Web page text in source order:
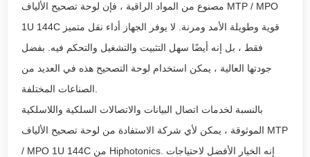
مصنوع من المواد الراقية ، فإن لوحة تصحيح الألياف MTP / MPO
1U 144C قوية وطويلة الأمد ومرنة. لا يوفر الجهاز أداء نقل متميز
فقط ، بل إنه أيضًا سهل التثبيت والتشغيل والتحكم فيه. بفضل
جودتها العالية ، يمكن استخدام لوحة التصحيح هذه في العديد من
بالنسبة لخدمات اتصال البيانات والاتصالات السلكية واللاسلكية
الموثوقة ، يمكن لأي شركة الاستفادة من لوحة تصحيح الألياف MTP
/ MPO 1U 144C من Hiphotonics. إنه الخيار الأفضل لاحتياجات